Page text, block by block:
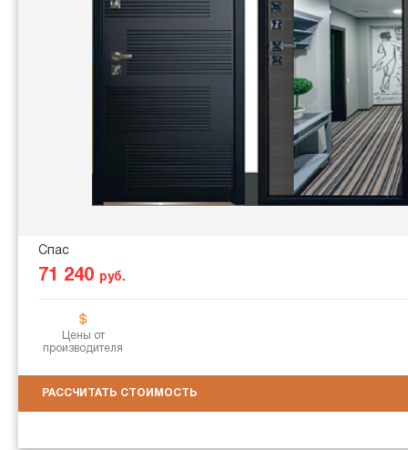
Спас
71 240 руб.
Цены от
производителя
РАССЧИТАТЬ СТОИМОСТЬ